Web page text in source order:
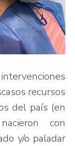
recursos
del país (en
con
y/o paladar